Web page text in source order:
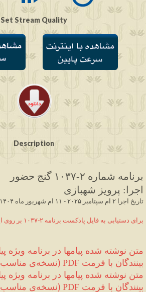
Set Stream Quality
Description
برنامه شماره ۲ -۱۰۳۷
گنج حضور
اجرا : پرویز شهبازی
۱۴۰۴ تاریخ اجرا ۲ ام سپتامبر ۲۰۲۵ - ۱۱ ام شهریور ماه
.برای دستیابی به فایل پادکست برنامه ۲-۱۰۳۷ بر روی این لینک کلیک کنید
متن نوشته شده
بینندگان با فرمت PDF
(نسخه‌ی مناسب پرینت رنگی
متن نوشته شده
بینندگان با فرمت PDF
(نسخه‌ی مناسب پرینت سیاه و سفید